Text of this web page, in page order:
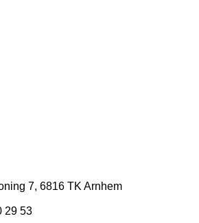
7, 6816 TK Arnhem
29 53